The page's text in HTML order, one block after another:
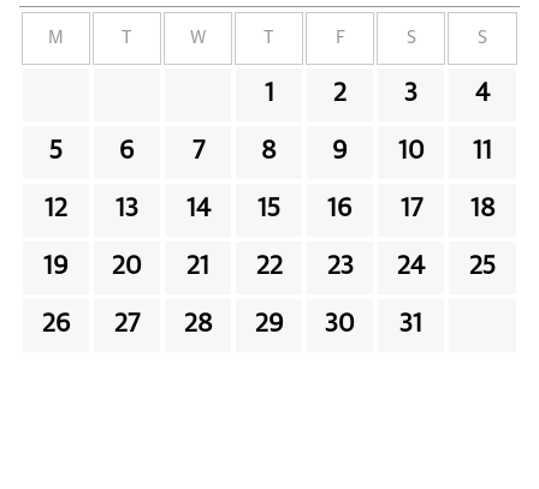
M W F S S
1 2 3 4
5 6 7 8 9 10 11
12 13 14 15 16 17 18
19 20 21 22 23 24 25
26 27 28 29 30 31